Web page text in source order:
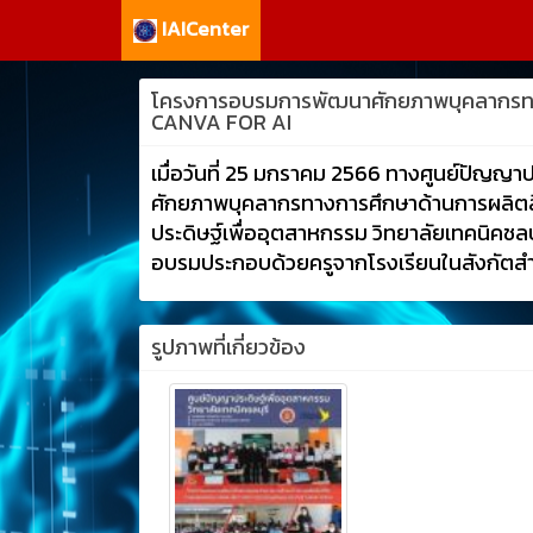
IAICenter
โครงการอบรมการพัฒนาศักยภาพบุคลาก
CANVA FOR AI
เมื่อวันที่ 25 มกราคม 2566 ทางศูนย์ปัญญา
ศักยภาพบุคลากรทางการศึกษาด้านการผ
ประดิษฐ์เพื่ออุตสาหกรรม วิทยาลัยเทคนิคชลบุ
อบรมประกอบด้วยครูจากโรงเรียนในสังกัต
รูปภาพที่เกี่ยวข้อง